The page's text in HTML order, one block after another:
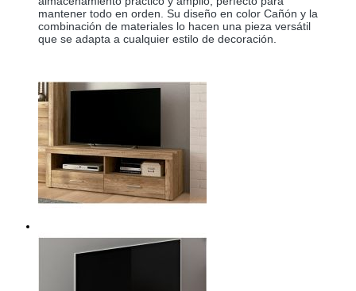
mantener todo en orden. Su diseño en color Cañón y la
combinación de materiales lo hacen una pieza versátil
que se adapta a cualquier estilo de decoración.